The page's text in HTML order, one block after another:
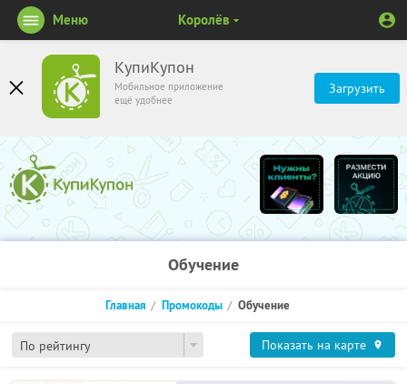
КупиКупон
Мобильное приложение
ещё удобнее
Загрузить
Меню Королёв
Обучение
По рейтингу
Главная Промокоды Обучение
Показать на карте